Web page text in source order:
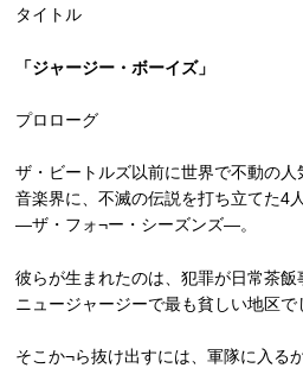
タイトル
「ジャージー・ボーイズ」
プロローグ
ザ・ビートルズ以前に世界で不動の人
音楽界に、不滅の伝説を打ち立てた4
―ザ・フォ¬ー・シーズンズ―。
彼らが生まれたのは、犯罪が日常茶飯
ニュージャージーで最も貧しい地区で
そこか¬ら抜け出すには、軍隊に入る